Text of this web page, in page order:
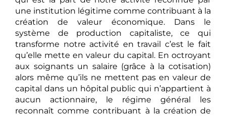
une institution légitime comme contribuant à la
création de valeur économique. Dans le
système de production capitaliste, ce qui
transforme notre activité en travail c’est le fait
qu’elle mette en valeur du capital. En octroyant
aux soignants un salaire (grâce à la cotisation)
alors même qu’ils ne mettent pas en valeur de
capital dans un hôpital public qui n’appartient à
aucun actionnaire, le régime général les
reconnaît comme contribuant à la création de